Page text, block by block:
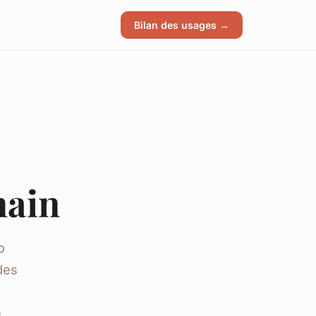
Bilan des usages →